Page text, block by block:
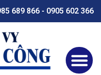
689 866 - 0905 602 366